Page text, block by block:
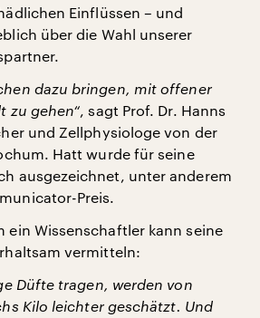
Einflüssen – und
über die Wahl unserer
dazu bringen, mit offener
zu gehen“, sagt Prof. Dr. Hanns
und Zellphysiologe von der
Hatt wurde für seine
ausgezeichnet, unter anderem
Preis.
ein Wissenschaftler kann seine
vermitteln:
Düfte tragen, werden von
Kilo leichter geschätzt. Und